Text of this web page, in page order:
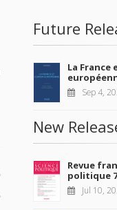
Future
La France
Sep 4,
New
Revue
politique
Jul 10,